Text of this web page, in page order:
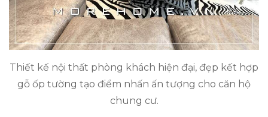
Thiết kế nội thất phòng khách hiện đại, đẹp kết hợp
gỗ ốp tường tạo điểm nhấn ấn tượng cho căn hộ
chung cư.